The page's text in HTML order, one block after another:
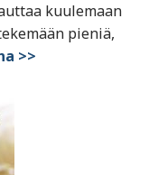
kuulemaan
pieniä,
>>